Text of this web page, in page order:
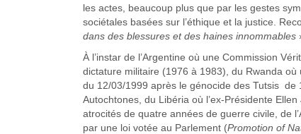
les actes, beaucoup plus que par les gestes
sociétales basées sur l’éthique et la justice.
dans des blessures et des haines innommables
À l’instar de l’Argentine où une Commission
dictature militaire (1976 à 1983), du Rwanda
du 12/03/1999 après le génocide des Tutsis
Autochtones, du Libéria où l’ex-Présidente
atrocités de quatre années de guerre civile, de
par une loi votée au Parlement (Promotion of